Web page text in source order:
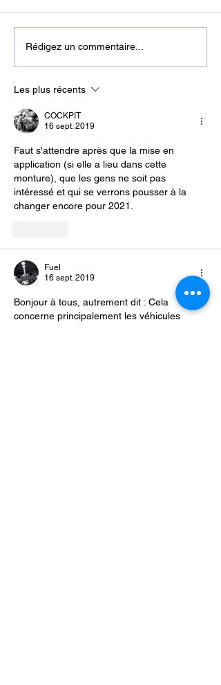
Algérie : hausse des prix
des carburants pour 2026
Rédigez un commentaire...
Les plus récents
COCKPIT
16 sept. 2019
Faut s'attendre après que la mise en
application (si elle a lieu dans cette
monture), que les gens ne soit pas
intéressé et qui se verrons pousser à la
changer encore pour 2021.
Fuel
16 sept. 2019
Bonjour à tous, autrement dit : Cela
concerne principalement les véhicules